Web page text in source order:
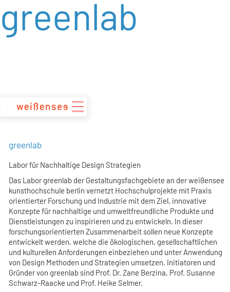
Inhalt
greenlab
greenlab
Labor für Nachhaltige Design Strategien
Das Labor greenlab der Gestaltungsfachgebiete an der weißensee
kunsthochschule berlin vernetzt Hochschulprojekte mit Praxis
orientierter Forschung und Industrie mit dem Ziel, innovative
Konzepte für nachhaltige und umweltfreundliche Produkte und
Dienstleistungen zu inspirieren und zu entwickeln. In dieser
forschungsorientierten Zusammenarbeit sollen neue Konzepte
entwickelt werden, welche die ökologischen, gesellschaftlichen
und kulturellen Anforderungen einbeziehen und unter Anwendung
von Design Methoden und Strategien umsetzen. Initiatoren und
Gründer von greenlab sind Prof. Dr. Zane Berzina, Prof. Susanne
Schwarz-Raacke und Prof. Heike Selmer.